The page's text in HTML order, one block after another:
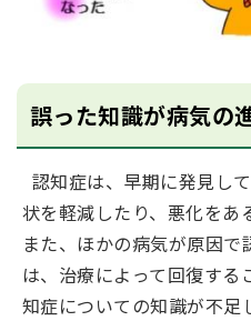
誤った知識が病気の
認知症は、早期に発見し
状を軽減したり、悪化をあ
また、ほかの病気が原因
は、治療によって回復する
知症についての知識が不